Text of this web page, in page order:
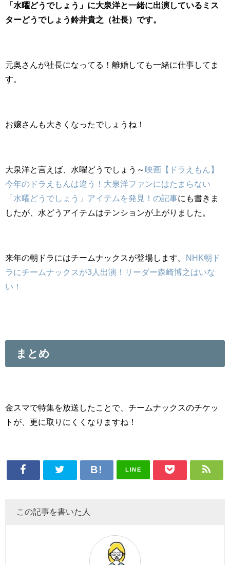
「水曜どうでしょう」に大泉洋と一緒に出演しているミス
ターどうでしょう鈴井貴之（社長）です。
元奥さんが社長になってる！離婚しても一緒に仕事してま
す。
お嬢さんも大きくなったでしょうね！
大泉洋と言えば、水曜どうでしょう～ 映画【ドラえもん】
今年のドラえもんは違う！大泉洋ファンにはたまらない
「水曜どうでしょう」アイテムを発見！の記事にも書きま
したが、水どうアイテムはテンションが上がりました。
来年の朝ドラにはチームナックスが登場します。
NHK朝ド
ラにチームナックスが3人出演！リーダー森崎博之はいな
い！
まとめ
金スマで特集を放送したことで、チームナックスのチケッ
トが、更に取りにくくなりますね！
LINE
この記事を書いた人